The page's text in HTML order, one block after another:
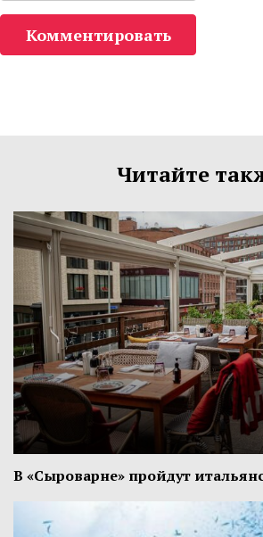
Комментировать
Читайте
В «Сыроварне» пройдут